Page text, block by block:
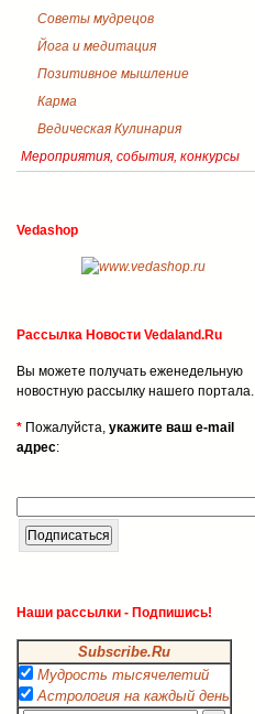
Советы мудрецов
Йога и медитация
Позитивное мышление
Карма
Ведическая Кулинария
Мероприятия, события, конкурсы
Vedashop
Рассылка Новости Vedaland.Ru
Вы можете получать еженедельную
новостную рассылку нашего портала.
* Пожалуйста, укажите ваш e-mail
адрес:
Наши рассылки - Подпишись!
Subscribe.Ru
Мудрость тысячелетий
Астрология на каждый день